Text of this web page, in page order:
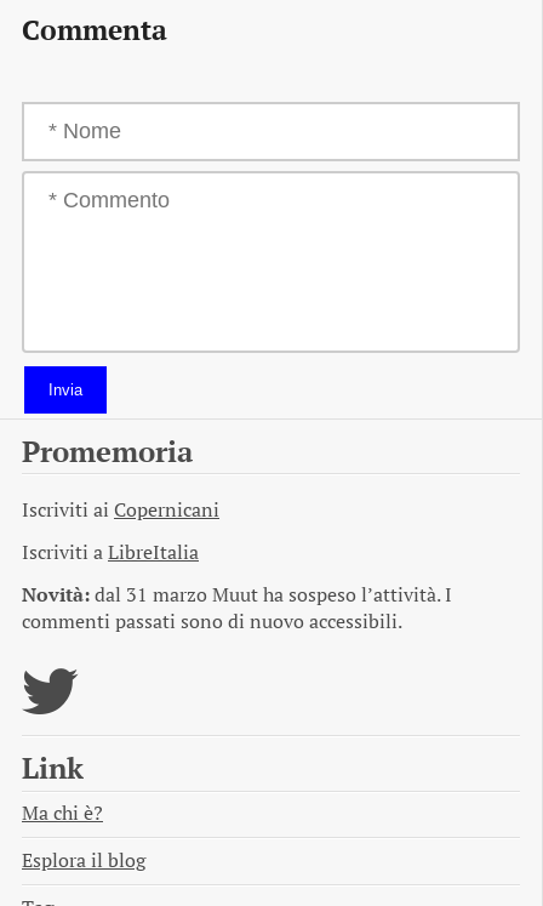
Commenta
Invia
Promemoria
Iscriviti ai Copernicani
Iscriviti aLibreItalia
Novità:dal 31 marzo Muut ha sospeso l’attività. I
commenti passati sono di nuovo accessibili.
Link
Ma chi è?
Esplora il blog